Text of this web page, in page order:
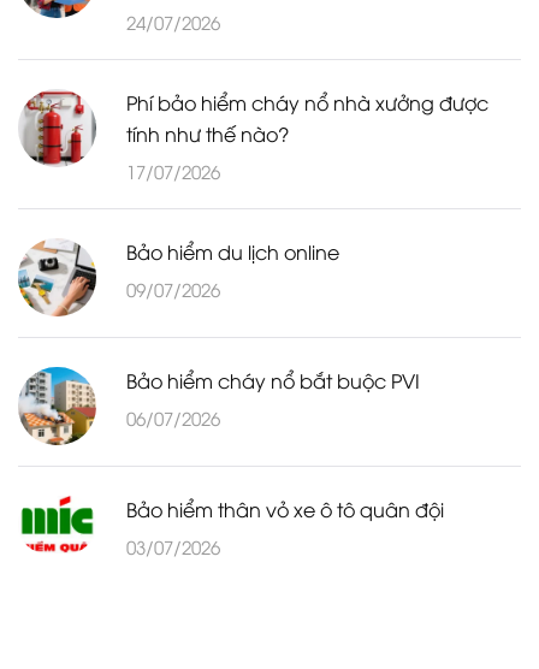
24/07/2026
Phí bảo hiểm cháy nổ nhà xưởng được
tính như thế nào?
17/07/2026
Bảo hiểm du lịch online
09/07/2026
Bảo hiểm cháy nổ bắt buộc PVI
06/07/2026
Bảo hiểm thân vỏ xe ô tô quân đội
03/07/2026